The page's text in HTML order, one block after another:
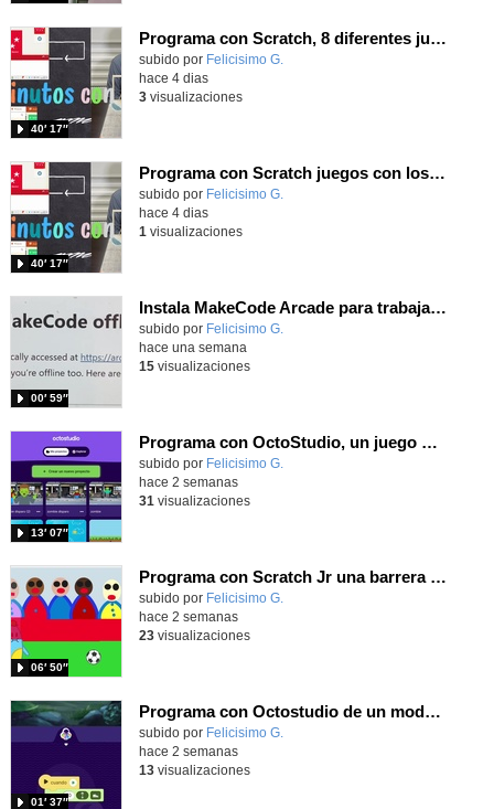
Programa con Scratch, 8 diferentes juegos para vivir la emoción de los partidos de España en el mundial 2026
Contenido educativo.
subido por Felicisimo G.
40′ 17″
hace 4 dias
3visualizaciones
Programa con Scratch juegos con los partidos del mundial 2026 ganados por España
Contenido educativo.
subido por Felicisimo G.
40′ 17″
hace 4 dias
1 visualizaciones
Instala MakeCode Arcade para trabajar offline en tu tablet, ordenador, Chromebook
Contenido educativo.
subido por Felicisimo G.
00′ 59″
hace una semana
15visualizaciones
Programa con OctoStudio, un juego de disparos contra Zombies con un cargador basado en el House of the dead
Contenido educativo.
subido por Felicisimo G.
13′ 07″
hace 2 semanas
31 visualizaciones
Programa con Scratch Jr una barrera que se desplaza para dar sensación de movimiento
Contenido educativo.
subido por Felicisimo G.
06′ 50″
hace 2 semanas
23visualizaciones
Programa con Octostudio de un modo sencillo, offline y gratuito
Contenido educativo.
subido por Felicisimo G.
01′ 37″
hace 2 semanas
13visualizaciones